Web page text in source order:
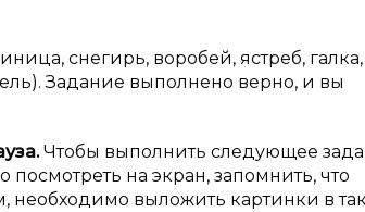
снегирь, воробей, ястреб, галка,
Задание выполнено верно, и вы
Чтобы выполнить следующее
на экран, запомнить, что
необходимо выложить картинки в